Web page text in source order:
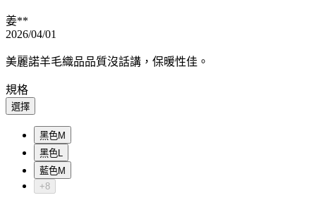
姜**
2026/04/01
美麗諾羊毛織品品質沒話講，保暖性佳。
規格
選擇
黑色M
黑色L
藍色M
+8